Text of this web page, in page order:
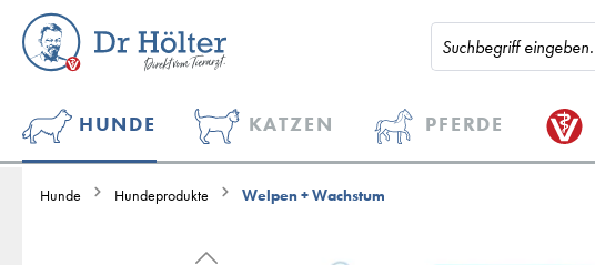
HUNDE KATZEN PFERDE
Hunde Hundeprodukte Welpen + Wachstum